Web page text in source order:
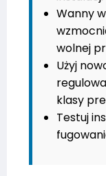
Wanny
wolnej
Użyj
klasy
Testuj